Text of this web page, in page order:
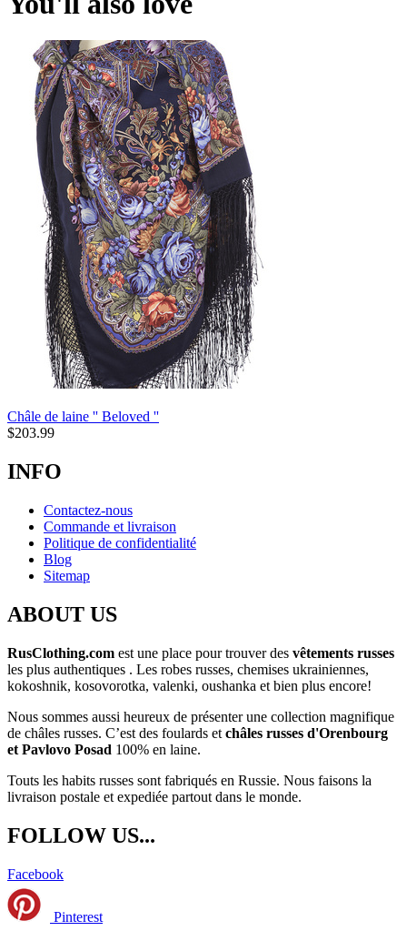
Châle de laine '' Beloved ''
$203.99
INFO
Contactez-nous
Commande et livraison
Politique de confidentialité
Blog
Sitemap
ABOUT US
RusClothing.com est une place pour trouver des vêtements russes
les plus authentiques . Les robes russes, chemises ukrainiennes,
kokoshnik, kosovorotka, valenki, oushanka et bien plus encore!
Nous sommes aussi heureux de présenter une collection magnifique
de châles russes. C’est des foulards et châles russes d'Orenbourg
et Pavlovo Posad 100% en laine.
Touts les habits russes sont fabriqués en Russie. Nous faisons la
livraison postale et expediée partout dans le monde.
FOLLOW US...
Facebook
Pinterest